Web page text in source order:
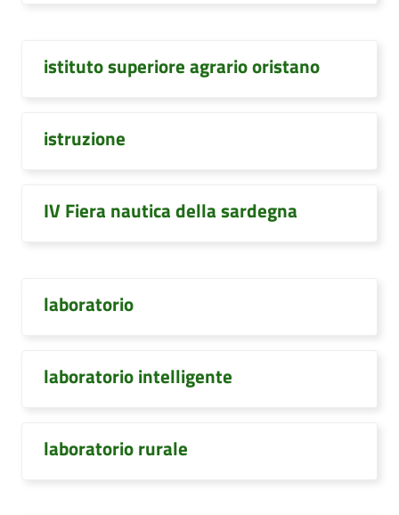
istituto superiore agrario oristano
istruzione
IV Fiera nautica della sardegna
laboratorio
laboratorio intelligente
laboratorio rurale